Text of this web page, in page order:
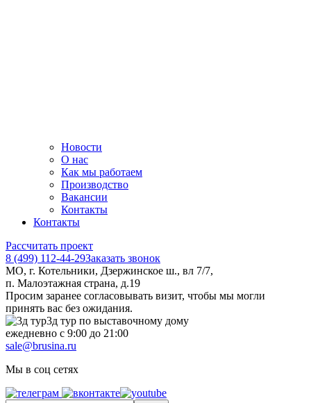
Новости
О нас
Как мы работаем
Производство
Вакансии
Контакты
Контакты
Рассчитать проект
8 (499) 112-44-29Заказать звонок
МО, г. Котельники, Дзержинское ш., вл 7/7,
п. Малоэтажная страна, д.19
Просим заранее согласовывать визит, чтобы мы могли
принять вас без ожидания.
3д тур по выставочному дому
ежедневно с 9:00 до 21:00
sale@brusina.ru
Мы в соц сетях